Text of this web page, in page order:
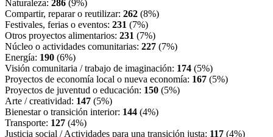
Naturaleza: 286 (9%)
Compartir, reparar o reutilizar: 262 (8%)
Festivales, ferias o eventos: 231 (7%)
Otros proyectos alimentarios: 231 (7%)
Núcleo o actividades comunitarias: 227 (7%)
Energía: 190 (6%)
Visión comunitaria / trabajo de imaginación: 174 (5%)
Proyectos de economía local o nueva economía: 167 (5%)
Proyectos de juventud o educación: 150 (5%)
Arte / creatividad: 147 (5%)
Bienestar o transición interior: 144 (4%)
Transporte: 127 (4%)
Justicia social / Actividades para una transición justa: 117 (4%)